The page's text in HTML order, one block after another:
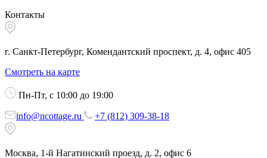
Контакты
г. Санкт-Петербург, Комендантский проспект, д. 4, офис 405
Смотреть на карте
Пн-Пт, с 10:00 до 19:00
info@ncottage.ru +7 (812) 309-38-18
Москва, 1-й Нагатинский проезд, д. 2, офис 6